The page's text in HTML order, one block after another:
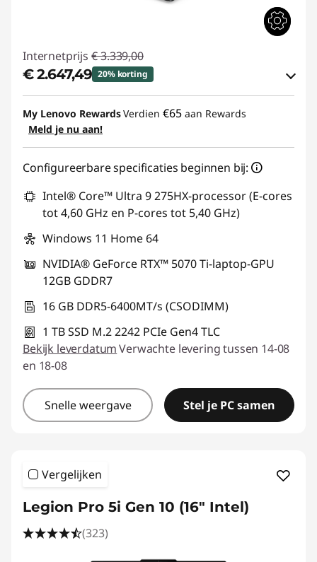
Internetprijs € 3.339,00
€ 2.647,49 20% korting
eCoupon-besparingen :-€ 691,51
eCoupon gebruiken :
My Lenovo RewardsVerdien €65 aan Rewards
Meld je nu aan!
Configureerbare specificaties beginnen bij:
Intel® Core™ Ultra 9 275HX-processor (E-cores
tot 4,60 GHz en P-cores tot 5,40 GHz)
Windows 11 Home 64
NVIDIA® GeForce RTX™ 5070 Ti-laptop-GPU
12GB GDDR7
16 GB DDR5-6400MT/s (CSODIMM)
1 TB SSD M.2 2242 PCIe Gen4 TLC
Bekijk leverdatumVerwachte levering tussen 14-08
en 18-08
Snelle weergave Stel je PC samen
Vergelijken
Legion Pro 5i Gen 10 (16" Intel)
(323)